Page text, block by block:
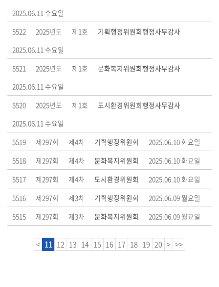
분
자
발
언
2025.06.11 수요일
5522
2025년도 제1호
기획행정위원회행정사무감사
2025.06.11 수요일
5521
2025년도 제1호
문화복지위원회행정사무감사
2025.06.11 수요일
5520
2025년도 제1호
도시환경위원회행정사무감사
2025.06.11 수요일
5519
제297회 제4차 기획행정위원회
2025.06.10 화요일
5518
제297회 제4차 문화복지위원회
2025.06.10 화요일
5517
제297회 제4차 도시환경위원회
2025.06.10 화요일
5516
제297회 제3차 기획행정위원회
2025.06.09 월요일
5515
제297회 제3차 문화복지위원회 2025.06.09 월요일
< 11 12 13 14 15 16 17 18 19 20 > >>